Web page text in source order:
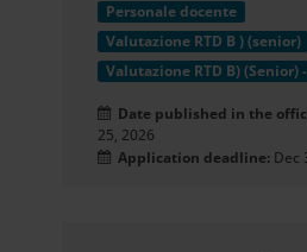
Personale docente
Valutazione RTD B ) (senior)
Valutazione RTD B) (Senior)
Date published in the
25, 2026
Application deadline: Dec